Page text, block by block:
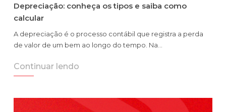
Depreciação: conheça os tipos e saiba como
calcular
A depreciação é o processo contábil que registra a perda
de valor de um bem ao longo do tempo. Na…
Continuar lendo